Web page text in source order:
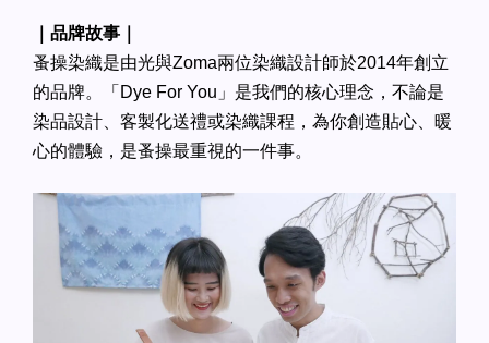
｜品牌故事｜
蚤操染織是由光與Zoma兩位染織設計師於2014年創立
的品牌。「Dye For You」是我們的核心理念，不論是
染品設計、客製化送禮或染織課程，為你創造貼心、暖
心的體驗，是蚤操最重視的一件事。